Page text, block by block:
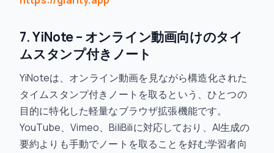
7. YiNote – オンライン動画向けのタイ
ムスタンプ付きノート
YiNoteは、オンライン動画を見ながら構造化された
タイムスタンプ付きノートを取るという、ひとつの
目的に特化した軽量なブラウザ拡張機能です。
YouTube、Vimeo、BiliBiliに対応しており、AI生成の
要約よりも手動でノートを取ることを好む学習者向